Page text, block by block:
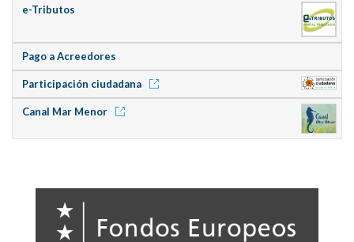
e-Tributos
Pago a Acreedores
Participación ciudadana
Canal Mar Menor